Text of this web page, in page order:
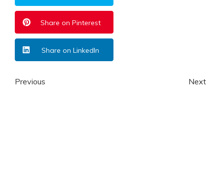
Share on Pinterest
Share on LinkedIn
Previous Next